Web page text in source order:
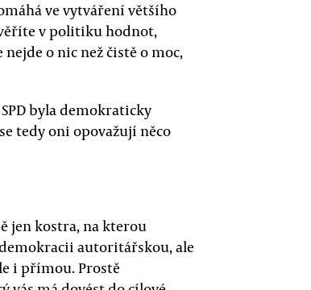
ve vytváření většího
v politiku hodnot,
o nic než čistě o moc,
byla demokraticky
tedy oni opovažují něco
jen kostra, na kterou
autoritářskou, ale
i přímou. Prostě